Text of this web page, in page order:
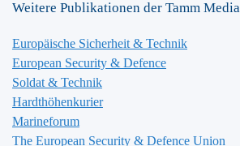
Weitere Publikationen der Tamm Media
Europäische Sicherheit & Technik
European Security & Defence
Soldat & Technik
Hardthöhenkurier
Marineforum
The European Security & Defence Union